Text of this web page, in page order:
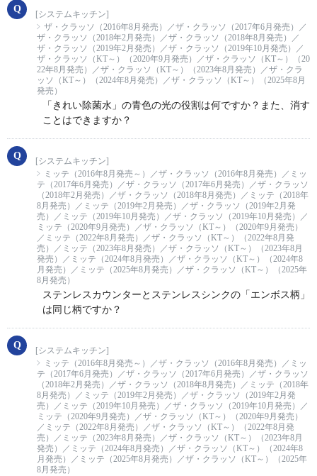
[システムキッチン]
ザ・クラッソ（2016年8月発売）／ザ・クラッソ（2017年6月発売）／
ザ・クラッソ（2018年2月発売）／ザ・クラッソ（2018年8月発売）／
ザ・クラッソ（2019年2月発売）／ザ・クラッソ（2019年10月発売）／
ザ・クラッソ（KT～）（2020年9月発売）／ザ・クラッソ（KT～）（20
22年8月発売）／ザ・クラッソ（KT～）（2023年8月発売）／ザ・クラ
ッソ（KT～）（2024年8月発売）／ザ・クラッソ（KT～）（2025年8月
発売）
「きれい除菌水」の青色の光の役割は何ですか？また、消す
ことはできますか？
[システムキッチン]
ミッテ（2016年8月発売～）／ザ・クラッソ（2016年8月発売）／ミッ
テ（2017年6月発売）／ザ・クラッソ（2017年6月発売）／ザ・クラッソ
（2018年2月発売）／ザ・クラッソ（2018年8月発売）／ミッテ（2018年
8月発売）／ミッテ（2019年2月発売）／ザ・クラッソ（2019年2月発
売）／ミッテ（2019年10月発売）／ザ・クラッソ（2019年10月発売）／
ミッテ（2020年9月発売）／ザ・クラッソ（KT～）（2020年9月発売）
／ミッテ（2022年8月発売）／ザ・クラッソ（KT～）（2022年8月発
売）／ミッテ（2023年8月発売）／ザ・クラッソ（KT～）（2023年8月
発売）／ミッテ（2024年8月発売）／ザ・クラッソ（KT～）（2024年8
月発売）／ミッテ（2025年8月発売）／ザ・クラッソ（KT～）（2025年
8月発売）
ステンレスカウンターとステンレスシンクの「エンボス柄」
は同じ柄ですか？
[システムキッチン]
ミッテ（2016年8月発売～）／ザ・クラッソ（2016年8月発売）／ミッ
テ（2017年6月発売）／ザ・クラッソ（2017年6月発売）／ザ・クラッソ
（2018年2月発売）／ザ・クラッソ（2018年8月発売）／ミッテ（2018年
8月発売）／ミッテ（2019年2月発売）／ザ・クラッソ（2019年2月発
売）／ミッテ（2019年10月発売）／ザ・クラッソ（2019年10月発売）／
ミッテ（2020年9月発売）／ザ・クラッソ（KT～）（2020年9月発売）
／ミッテ（2022年8月発売）／ザ・クラッソ（KT～）（2022年8月発
売）／ミッテ（2023年8月発売）／ザ・クラッソ（KT～）（2023年8月
発売）／ミッテ（2024年8月発売）／ザ・クラッソ（KT～）（2024年8
月発売）／ミッテ（2025年8月発売）／ザ・クラッソ（KT～）（2025年
8月発売）